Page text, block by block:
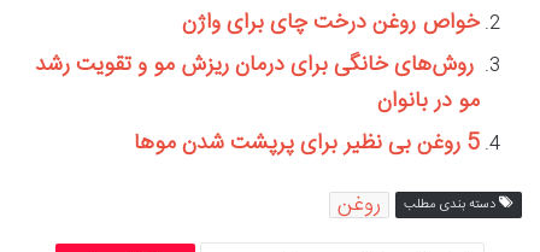
خواص روغن درخت چای برای واژن
روش‌های خانگی برای درمان ریزش مو و تقویت رشد
مو در بانوان
5 روغن بی نظیر برای پرپشت شدن موها
دسته بندی مطلب روغن